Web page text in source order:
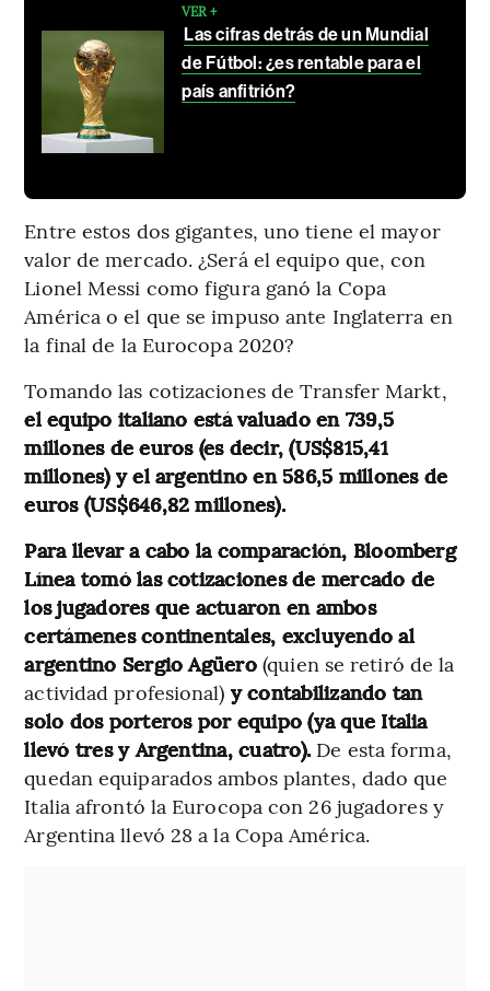
VER +
Las cifras detrás de un Mundial
de Fútbol: ¿es rentable para el
país anfitrión?
Entre estos dos gigantes, uno tiene el mayor
valor de mercado. ¿Será el equipo que, con
Lionel Messi como figura ganó la Copa
América o el que se impuso ante Inglaterra en
la final de la Eurocopa 2020?
Tomando las cotizaciones de Transfer Markt,
el equipo italiano está valuado en 739,5
millones de euros (es decir, (US$815,41
millones) y el argentino en 586,5 millones de
euros (US$646,82 millones).
Para llevar a cabo la comparación, Bloomberg
Línea tomó las cotizaciones de mercado de
los jugadores que actuaron en ambos
certámenes continentales, excluyendo al
argentino Sergio Agüero(quien se retiró de la
actividad profesional) y contabilizando tan
solo dos porteros por equipo (ya que Italia
llevó tres y Argentina, cuatro). De esta forma,
quedan equiparados ambos plantes, dado que
Italia afrontó la Eurocopa con 26 jugadores y
Argentina llevó 28 a la Copa América.